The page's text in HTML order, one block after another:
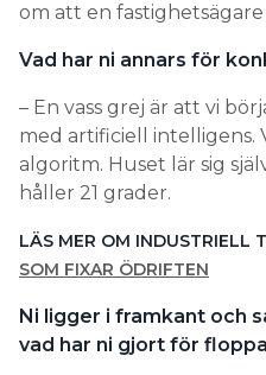
om att en
Vad har ni annars för
– En vass grej är att vi
med artificiell intelligens.
algoritm. Huset lär sig
håller 21 grader.
LÄS MER OM INDUSTRIELL
SOM FIXAR ÖDRIFTEN
Ni ligger i framkant och
vad har ni gjort för